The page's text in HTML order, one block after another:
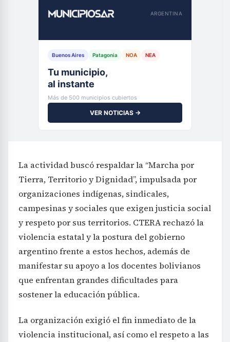
ARGENTINA
Buenos Aires Patagonia NOA NEA
Tu municipio,
al instante
Más de 500 municipios cubiertos
VER NOTICIAS →
La actividad buscó respaldar la “Marcha por
Tierra, Territorio y Dignidad”, impulsada por
organizaciones indígenas, sindicales,
campesinas y sociales que exigen justicia social
y respeto por sus territorios. CTERA rechazó la
violencia estatal y la postura del gobierno
argentino frente a estos hechos, además de
manifestar su apoyo a los docentes bolivianos
que enfrentan grandes dificultades para
sostener la educación pública.
La organización exigió el fin inmediato de la
violencia institucional, así como el respeto a las